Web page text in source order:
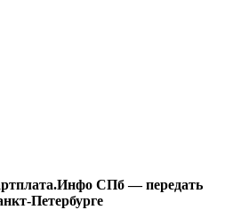
СПб — передать
Петербурге